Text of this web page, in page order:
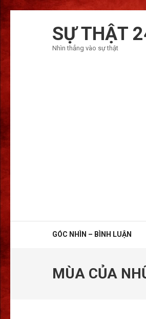
SỰ THẬT
Nhìn thẳng vào sự thật
GÓC NHÌN – BÌNH LUẬN
MÙA CỦA